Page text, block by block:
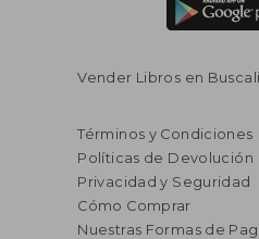
Vender Libros en
Términos y Condiciones
Políticas de Devolución
Privacidad y Seguridad
Cómo Comprar
Nuestras Formas de